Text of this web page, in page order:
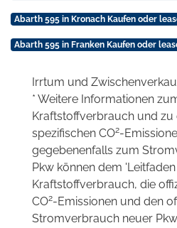
Abarth 595 in Kronach Kaufen oder
Abarth 595 in Franken Kaufen oder
Irrtum und
* Weitere Informationen
Kraftstoffverbrauch und zu
spezifischen CO2-
gegebenenfalls zum
Pkw können dem
Kraftstoffverbrauch, die
CO2-Emissionen und den
Stromverbrauch neuer